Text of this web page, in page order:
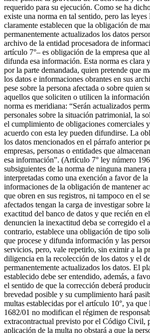
requerido para su ejecución. Como se ha
existe una norma en tal sentido, pero las
claramente establecen que la obligación de
permanentemente actualizados los datos
archivo de la entidad procesadora de
artículo 7°– es obligación de la empresa que
difunda esa información. Esta norma es clara
por la parte demandada, quien pretende que
los datos e informaciones obrantes en sus
pese sobre la persona afectada o sobre quien
aquellos que soliciten o utilicen la
norma es meridiana: “Serán actualizados
personales sobre la situación patrimonial, la
el cumplimiento de obligaciones comerciales
acuerdo con esta ley pueden difundirse. La
los datos mencionados en el párrafo anterior
empresas, personas o entidades que
esa información”. (Artículo 7° ley número
subsiguientes de la norma de ninguna manera
interpretadas como una exención a favor de la
informaciones de la obligación de mantener
que obren en sus registros, ni tampoco en el
afectados tengan la carga de investigar sobre
exactitud del banco de datos y que recién en
denuncien la inexactitud deba se corregido el
contrario, establece una obligación de tipo
que procese y difunda información y las
servicios, pero, vale repetirlo, sin eximir a la
diligencia en la recolección de los datos y el
permanentemente actualizados los datos. El
establecido debe ser entendido, además, a
el sentido de que la corrección deberá
brevedad posible y su cumplimiento hará
multas establecidas por el artículo 10°, ya
1682/01 no modifican el régimen de
extracontractual previsto por el Código Civil,
aplicación de la multa no obstará a que la